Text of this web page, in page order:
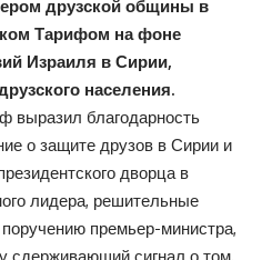
друзской общины в
Тарифом на фоне
Израиля в Сирии,
населения.
выразил благодарность
о защите друзов в Сирии и
дворца в
лидера, решительные
премьер-министра,